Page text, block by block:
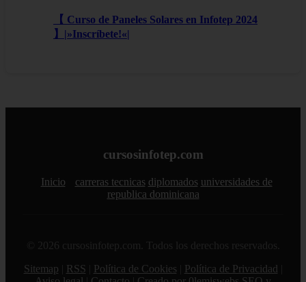
【 Curso de Paneles Solares en Infotep 2024
】|»Inscríbete!«|
cursosinfotep.com
Inicio carreras tecnicas diplomados universidades de
republica dominicana
© 2026 cursosinfotep.com. Todos los derechos reservados.
Sitemap
RSS Política de Cookies Política de Privacidad